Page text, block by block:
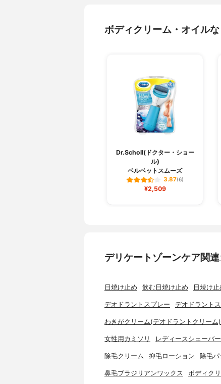
ボディクリーム・オイル
Dr.Scholl(ドクター・ショー
ル)
ベルベットスムーズ
3.87(6)
¥2,509
デリケートゾーンケア関
日焼け止め 飲む日焼け止め 日焼け
デオドラントスプレー デオドラント
わきがクリーム(デオドラントクリーム)
女性用カミソリ レディースシェーバー
除毛クリーム 抑毛ローション 除毛パ
鼻毛ブラジリアンワックス ボディク